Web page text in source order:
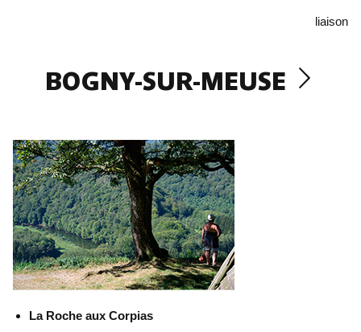
liaison
BOGNY-SUR-MEUSE
La Roche aux Corpias